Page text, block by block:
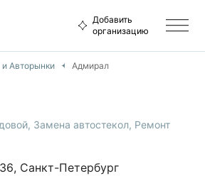
Добавить
организацию
Aвторынки Адмирал
, Замена автостекол, Ремонт
36, Санкт-Петербург